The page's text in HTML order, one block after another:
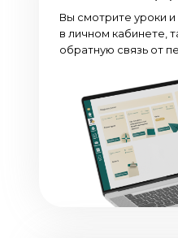
Вы смотрите уроки
в личном кабинете,
обратную связь от